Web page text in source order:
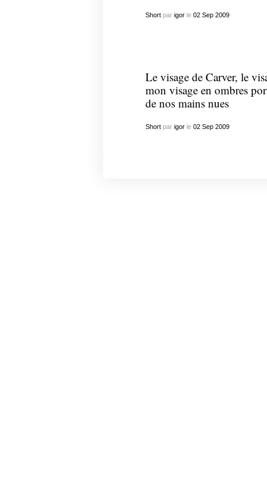
Shortpar igorle 02 Sep 2009
Le visage de Carver, le
mon visage en ombres
de nos mains nues
Shortpar igorle 02 Sep 2009